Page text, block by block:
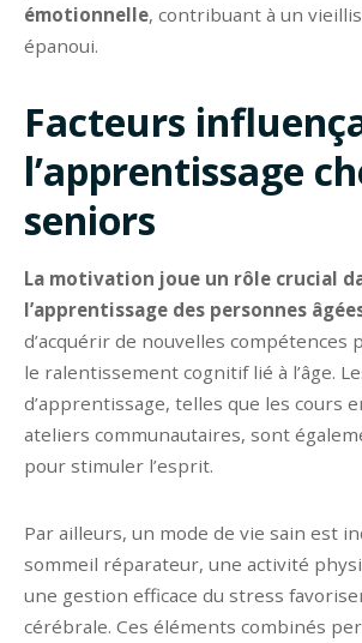
émotionnelle, contribuant à un
épanoui.
Facteurs
l’apprentissage
seniors
La motivation joue un rôle crucial
l’apprentissage des personnes
d’acquérir de nouvelles compétences
le ralentissement cognitif lié à l’âge.
d’apprentissage, telles que les cours
ateliers communautaires, sont
pour stimuler l’esprit.
Par ailleurs, un mode de vie sain est
sommeil réparateur, une activité
une gestion efficace du stress
cérébrale. Ces éléments combinés